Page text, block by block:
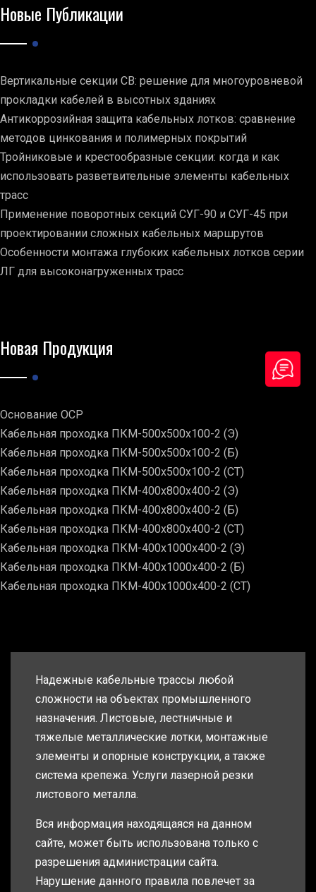
Новые Публикации
Вертикальные секции СВ: решение для многоуровневой
прокладки кабелей в высотных зданиях
Антикоррозийная защита кабельных лотков: сравнение
методов цинкования и полимерных покрытий
Тройниковые и крестообразные секции: когда и как
использовать разветвительные элементы кабельных
трасс
Применение поворотных секций СУГ-90 и СУГ-45 при
проектировании сложных кабельных маршрутов
Особенности монтажа глубоких кабельных лотков серии
ЛГ для высоконагруженных трасс
Новая Продукция
Основание ОСР
Кабельная проходка ПКМ-500х500х100-2 (Э)
Кабельная проходка ПКМ-500х500х100-2 (Б)
Кабельная проходка ПКМ-500х500х100-2 (СТ)
Кабельная проходка ПКМ-400х800х400-2 (Э)
Кабельная проходка ПКМ-400х800х400-2 (Б)
Кабельная проходка ПКМ-400х800х400-2 (СТ)
Кабельная проходка ПКМ-400х1000х400-2 (Э)
Кабельная проходка ПКМ-400х1000х400-2 (Б)
Кабельная проходка ПКМ-400х1000х400-2 (СТ)
Надежные кабельные трассы любой
сложности на объектах промышленного
назначения. Листовые, лестничные и
тяжелые металлические лотки, монтажные
элементы и опорные конструкции, а также
система крепежа. Услуги лазерной резки
листового металла.
Вся информация находящаяся на данном
сайте, может быть использована только с
разрешения администрации сайта.
Нарушение данного правила повлечет за